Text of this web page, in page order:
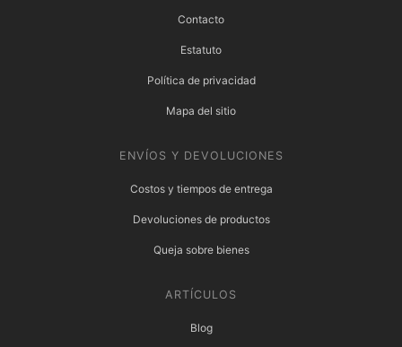
Contacto
Estatuto
Política de privacidad
Mapa del sitio
ENVÍOS Y DEVOLUCIONES
Costos y tiempos de entrega
Devoluciones de productos
Queja sobre bienes
ARTÍCULOS
Blog